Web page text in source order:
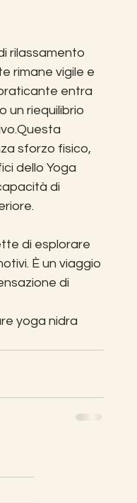
rilassamento
rimane vigile e
entra
un riequilibrio
sforzo fisico,
dello Yoga
di
di esplorare
È un viaggio
di
yoga nidra